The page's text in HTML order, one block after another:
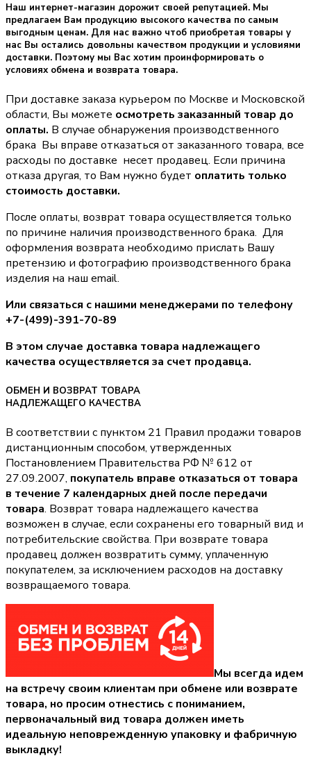
Наш интернет-магазин дорожит своей репутацией. Мы
предлагаем Вам продукцию высокого качества по самым
выгодным ценам. Для нас важно чтоб приобретая товары у
нас Вы остались довольны качеством продукции и условиями
доставки. Поэтому мы Вас хотим проинформировать о
условиях обмена и возврата товара.
При доставке заказа курьером по Москве и Московской
области, Вы можете осмотреть заказанный товар до
оплаты. В случае обнаружения производственного
брака Вы вправе отказаться от заказанного товара, все
расходы по доставке несет продавец. Если причина
отказа другая, то Вам нужно будет оплатить только
стоимость доставки.
После оплаты, возврат товара осуществляется только
по причине наличия производственного брака. Для
оформления возврата необходимо прислать Вашу
претензию и фотографию производственного брака
изделия на наш email.
Или связаться с нашими менеджерами по телефону
+7-(499)-391-70-89
В этом случае доставка товара надлежащего
качества осуществляется за счет продавца.
ОБМЕН И ВОЗВРАТ ТОВАРА
НАДЛЕЖАЩЕГО КАЧЕСТВА
В соответствии с пунктом 21 Правил продажи товаров
дистанционным способом, утвержденных
Постановлением Правительства РФ № 612 от
27.09.2007, покупатель вправе отказаться от товара
в течение 7 календарных дней после передачи
товара. Возврат товара надлежащего качества
возможен в случае, если сохранены его товарный вид и
потребительские свойства. При возврате товара
продавец должен возвратить сумму, уплаченную
покупателем, за исключением расходов на доставку
возвращаемого товара.
Мы всегда идем
на встречу своим клиентам при обмене или возврате
товара, но просим отнестись с пониманием,
первоначальный вид товара должен иметь
идеальную неповрежденную упаковку и фабричную
выкладку!